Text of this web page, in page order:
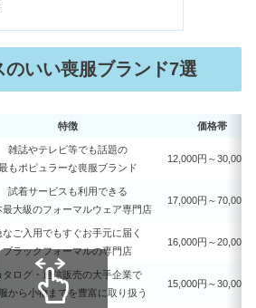
ランドランキング10選
料】相手の気持ちが知れるタロッ
い6選｜男性の今や片思いも
都でアートメイクが安い7選｜リッ
・ほくろのモニターも
界一書きやすいボールペンランキン
6選【2023】高級・女性向けも
のいい喪服ブランド7選
特徴 価格帯
雑誌やテレビ等でも話題の
もポピュラーな喪服ブランド
12,000円～30,000円
試着サービスも利用できる
最大級のフォーマルウェア専門店
17,000円～70,000円
なご入用でもすぐお手元に届く
ブラックフォーマルの専門店
16,000円～20,000円
タログ・通信販売の大手企業で
から小物までを豊富に取り扱う
15,000円～30,000円